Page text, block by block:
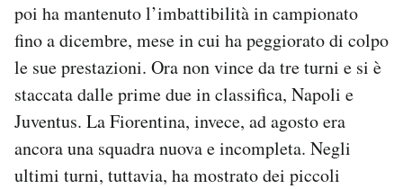
Notifiche mobile
Regala il Post
Esci
poi ha mantenuto l’imbattibilità in campionato
fino a dicembre, mese in cui ha peggiorato di colpo
le sue prestazioni. Ora non vince da tre turni e si è
staccata dalle prime due in classifica, Napoli e
Juventus. La Fiorentina, invece, ad agosto era
ancora una squadra nuova e incompleta. Negli
ultimi turni, tuttavia, ha mostrato dei piccoli